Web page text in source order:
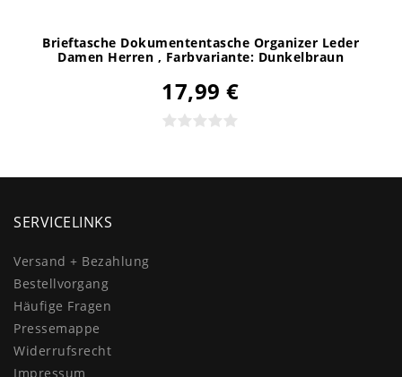
Brieftasche Dokumententasche Organizer Leder
Damen Herren , Farbvariante: Dunkelbraun
17,99 €
SERVICELINKS
Versand + Bezahlung
Bestellvorgang
Häufige Fragen
Pressemappe
Widerrufs­recht
Impressum